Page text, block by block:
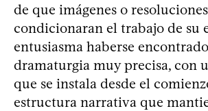
de que imágenes o
condicionaran el trabajo de su
entusiasma haberse
dramaturgia muy precisa, con
que se instala desde el
estructura narrativa que